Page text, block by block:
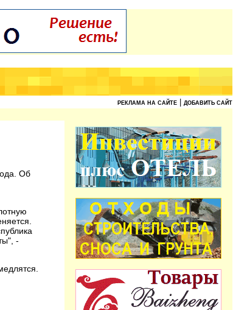
РЕКЛАМА НА САЙТЕ ДОБАВИТЬ САЙТ
Об
-